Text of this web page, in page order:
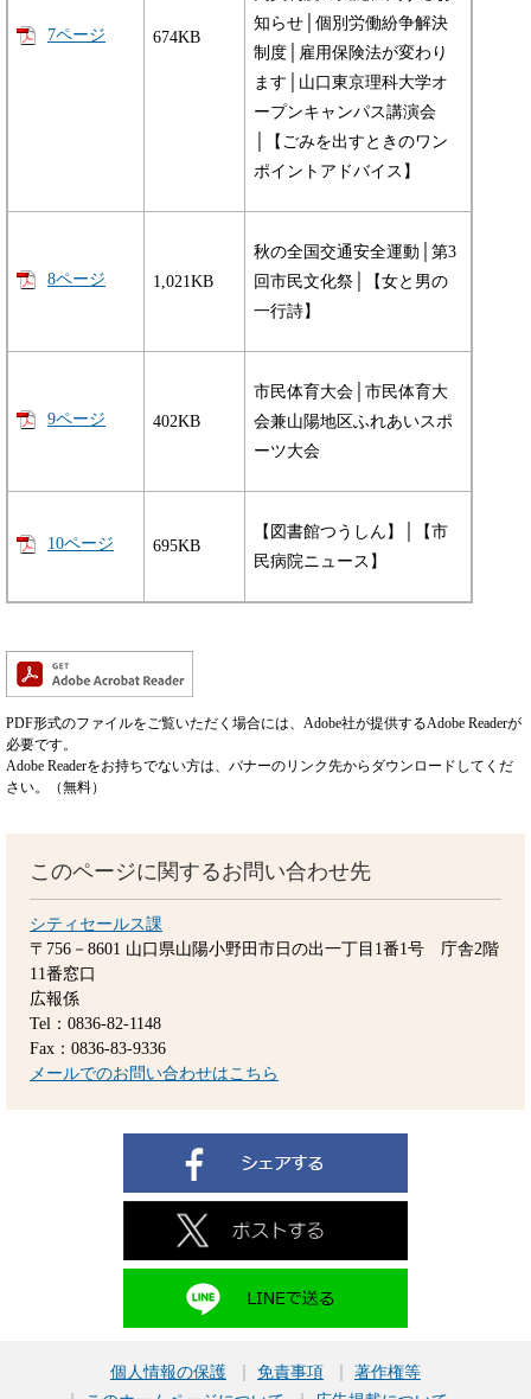
7ページ 674KB
知らせ│個別労働紛争解決
制度│雇用保険法が変わり
ます│山口東京理科大学オ
ープンキャンパス講演会
│【ごみを出すときのワン
ポイントアドバイス】
8ページ 1,021KB
秋の全国交通安全運動│第3
回市民文化祭│【女と男の
一行詩】
9ページ 402KB
市民体育大会│市民体育大
会兼山陽地区ふれあいスポ
ーツ大会
10ページ 695KB
【図書館つうしん】│【市
民病院ニュース】
PDF形式のファイルをご覧いただく場合には、Adobe社が提供するAdobe Readerが
必要です。
Adobe Readerをお持ちでない方は、バナーのリンク先からダウンロードしてくだ
さい。（無料）
このページに関するお問い合わせ先
シティセールス課
〒756－8601 山口県山陽小野田市日の出一丁目1番1号 庁舎2階
11番窓口
広報係
Tel：0836-82-1148
Fax：0836-83-9336
メールでのお問い合わせはこちら
個人情報の保護 免責事項
著作権等